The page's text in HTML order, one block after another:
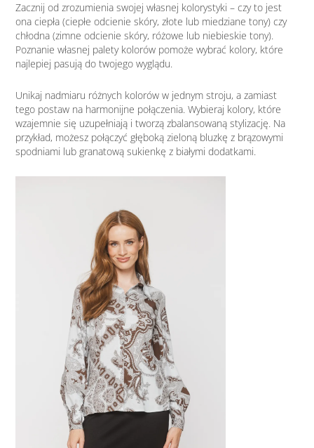
Zacznij od zrozumienia swojej własnej kolorystyki – czy to jest
ona ciepła (ciepłe odcienie skóry, złote lub miedziane tony) czy
chłodna (zimne odcienie skóry, różowe lub niebieskie tony).
Poznanie własnej palety kolorów pomoże wybrać kolory, które
najlepiej pasują do twojego wyglądu.
Unikaj nadmiaru różnych kolorów w jednym stroju, a zamiast
tego postaw na harmonijne połączenia. Wybieraj kolory, które
wzajemnie się uzupełniają i tworzą zbalansowaną stylizację. Na
przykład, możesz połączyć głęboką zieloną bluzkę z brązowymi
spodniami lub granatową sukienkę z białymi dodatkami.